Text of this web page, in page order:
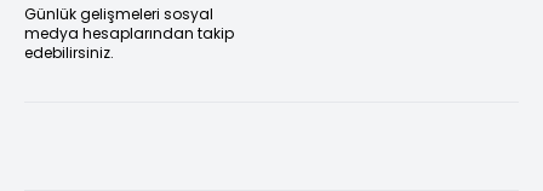
Günlük gelişmeleri sosyal
medya hesaplarından takip
edebilirsiniz.